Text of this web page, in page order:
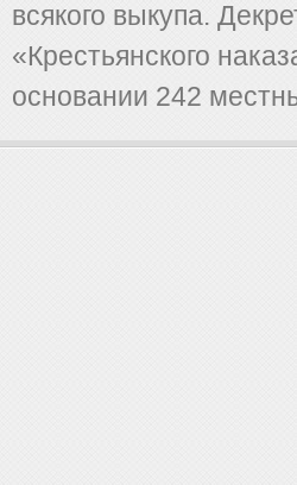
всякого выкупа.
«Крестьянского
основании 242